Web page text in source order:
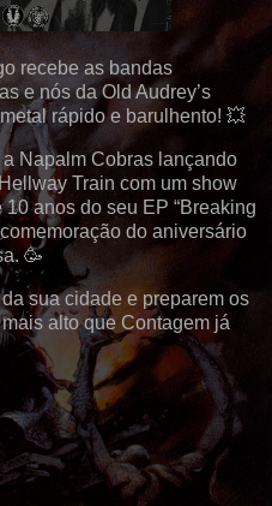
recebe as bandas
e nós da Old Audrey’s
rápido e barulhento! 💥
Napalm Cobras lançando
Train com um show
anos do seu EP “Breaking
do aniversário
🥳
sua cidade e preparem os
alto que Contagem já